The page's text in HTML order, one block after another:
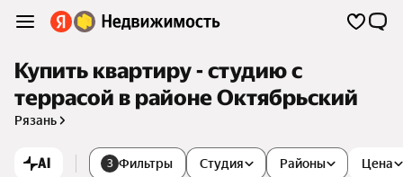
Купить квартиру - студию с
террасой в районе Октябрьский
Рязань
AI 3 Фильтры Студия Цена
Районы